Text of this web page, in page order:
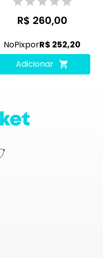
R$ 260,00
NoPixporR$ 252,20
Adicionar